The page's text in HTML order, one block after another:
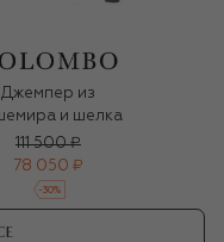
Джемпер из
и шелка
111 500 ₽
78 050 ₽
-30%